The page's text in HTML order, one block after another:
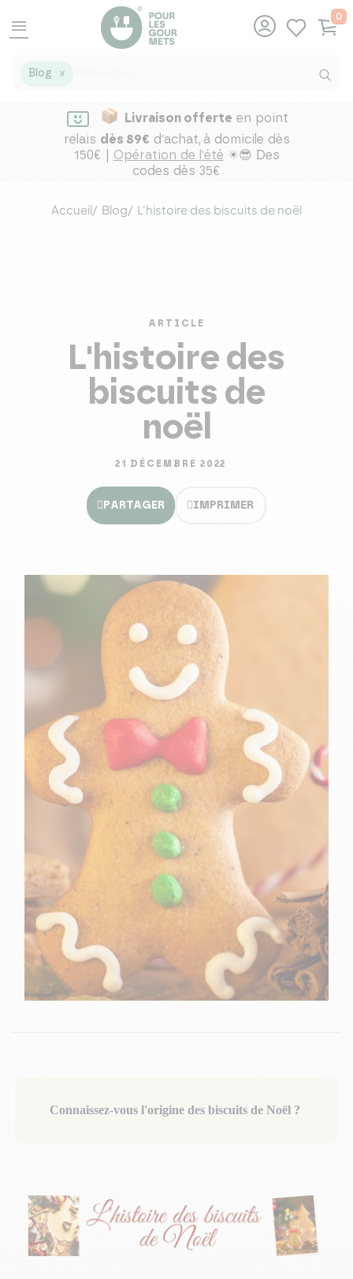
menu
Blog X
0
Livraison offerte en point
relais dès 89€ d'achat, à domicile dès
150€ | Opération de l'été ☀😎 Des
codes dès 35€
Accueil Blog L'histoire des biscuits de noël
ARTICLE
L'histoire des
biscuits de
noël
21 DÉCEMBRE 2022
PARTAGER IMPRIMER
Connaissez-vous l'origine des biscuits de Noël ?